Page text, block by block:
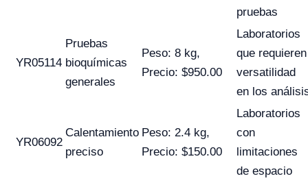
pruebas
YR05114
Pruebas
bioquímicas
generales
Peso: 8 kg,
Precio: $950.00
Laboratorios
que requieren
versatilidad
en los
YR06092
Calentamiento
preciso
Peso: 2.4 kg,
Precio: $150.00
Laboratorios
con
limitaciones
de espacio